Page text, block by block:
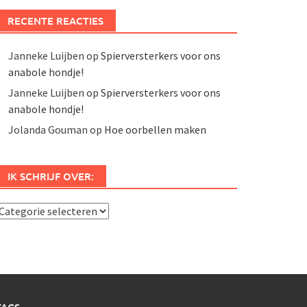
RECENTE REACTIES
Janneke Luijben op Spierversterkers voor ons
anabole hondje!
Janneke Luijben op Spierversterkers voor ons
anabole hondje!
Jolanda Gouman op Hoe oorbellen maken
IK SCHRIJF OVER: